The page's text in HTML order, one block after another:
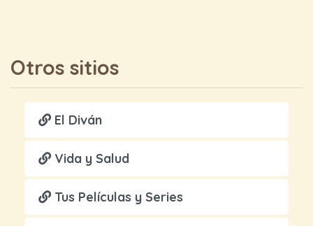
Otros sitios
El Diván
Vida y Salud
Tus Películas y Series